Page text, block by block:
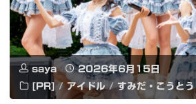
#XPS
#
デ
ル
で
彩
ら
saya
2026年6月15日
[PR] / アイドル / すみだ・こうとう